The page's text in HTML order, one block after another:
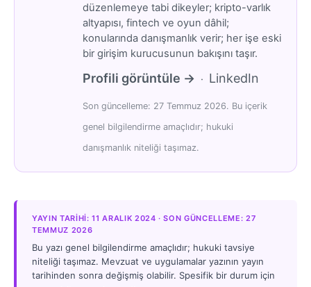
düzenlemeye tabi dikeyler; kripto-varlık
altyapısı, fintech ve oyun dâhil;
konularında danışmanlık verir; her işe eski
bir girişim kurucusunun bakışını taşır.
Profili görüntüle → · LinkedIn
Son güncelleme: 27 Temmuz 2026. Bu içerik
genel bilgilendirme amaçlıdır; hukuki
danışmanlık niteliği taşımaz.
YAYIN TARIHI: 11 ARALIK 2024 · SON GÜNCELLEME: 27
TEMMUZ 2026
Bu yazı genel bilgilendirme amaçlıdır; hukuki tavsiye
niteliği taşımaz. Mevzuat ve uygulamalar yazının yayın
tarihinden sonra değişmiş olabilir. Spesifik bir durum için